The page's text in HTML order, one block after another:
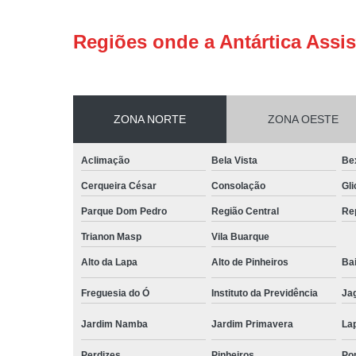
Regiões onde a Antártica
ZONA NORTE ZONA OESTE
Aclimação Bela Vista
Cerqueira César Consolação
Parque Dom Pedro Região Central
Trianon Masp Vila Buarque
Alto da Lapa Alto de Pinheiros
Freguesia do Ó Instituto da Previdência
Jardim Namba Jardim Primavera